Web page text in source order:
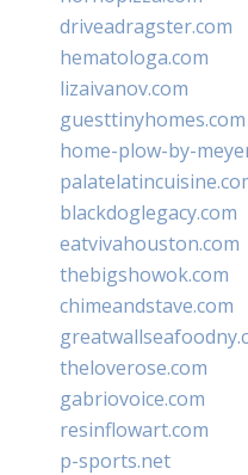
driveadragster.com
hematologa.com
lizaivanov.com
guesttinyhomes.com
home-plow-by-
blackdoglegacy.com
eatvivahouston.com
thebigshowok.com
chimeandstave.com
theloverose.com
gabriovoice.com
resinflowart.com
p-sports.net